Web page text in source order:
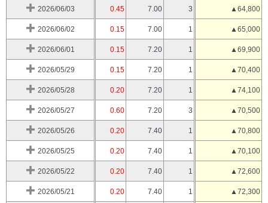
2026/06/03 0.45 7.00 3 ▲64,800
2026/06/02 0.15 7.00 1 ▲65,000
2026/06/01 0.15 7.20 1 ▲69,900
2026/05/29 0.15 7.20 1 ▲70,400
2026/05/28 0.20 7.20 1 ▲74,100
2026/05/27 0.60 7.20 3 ▲70,500
2026/05/26 0.20 7.40 1 ▲70,800
2026/05/25 0.20 7.40 1 ▲70,100
2026/05/22 0.20 7.40 1 ▲72,600
2026/05/21 0.20 7.40 1 ▲72,300